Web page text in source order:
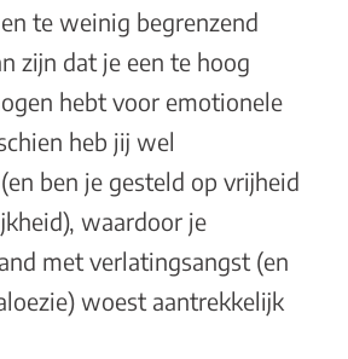
te weinig begrenzend
zijn dat je een te hoog
hebt voor emotionele
heb jij wel
ben je gesteld op vrijheid
waardoor je
met verlatingsangst (en
woest aantrekkelijk